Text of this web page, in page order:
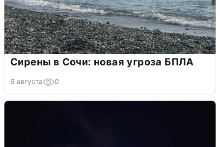
Сирены в Сочи: новая угроза БПЛА
6 августа 0